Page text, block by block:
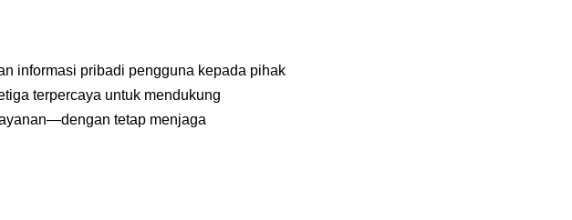
informasi pribadi pengguna kepada pihak
terpercaya untuk mendukung
tetap menjaga